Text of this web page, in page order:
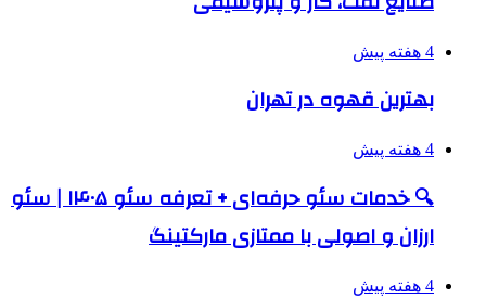
4 هفته پیش
بهترین قهوه در تهران
4 هفته پیش
🔍 خدمات سئو حرفه‌ای + تعرفه سئو ۱۴۰۵ | سئو
ارزان و اصولی با ممتازی مارکتینگ
4 هفته پیش